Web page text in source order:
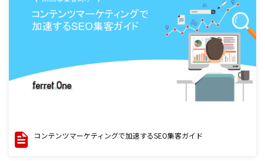
コンテンツマーケティングで加速するSEO集客ガイド